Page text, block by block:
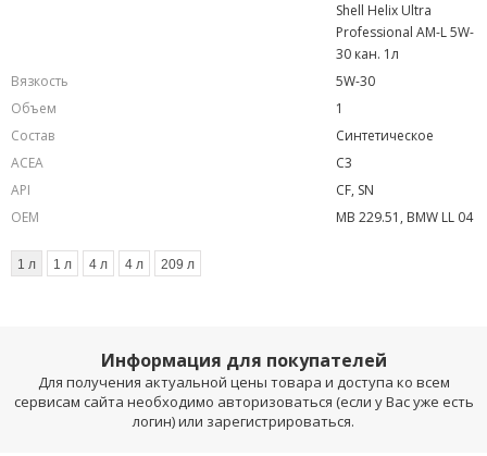
Shell Helix Ultra
Professional AM-L 5W-
30 кан. 1л
Вязкость
5W-30
Объем
1
Состав
Синтетическое
ACEA
C3
API
CF, SN
OEM
MB 229.51, BMW LL 04
1 л 1 л 4 л 4 л 209 л
Информация для покупателей
Для получения актуальной цены товара и доступа ко всем
сервисам сайта необходимо авторизоваться (если у Вас уже есть
логин) или зарегистрироваться.